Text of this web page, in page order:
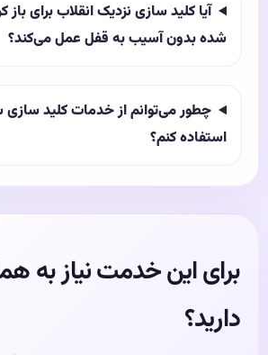
آیا کلید سازی نزدیک انقلاب برای
شده بدون آسیب به قفل عمل می‌کند؟
چطور می‌توانم از خدمات کلید سازی
استفاده کنم؟
برای این خدمت نیاز به
دارید؟